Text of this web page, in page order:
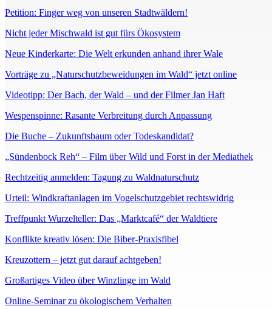
Petition: Finger weg von unseren Stadtwäldern!
Nicht jeder Mischwald ist gut fürs Ökosystem
Neue Kinderkarte: Die Welt erkunden anhand ihrer Wale
Vorträge zu „Naturschutzbeweidungen im Wald“ jetzt online
Videotipp: Der Bach, der Wald – und der Filmer Jan Haft
Wespenspinne: Rasante Verbreitung durch Anpassung
Die Buche – Zukunftsbaum oder Todeskandidat?
„Sündenbock Reh“ – Film über Wild und Forst in der Mediathek
Rechtzeitig anmelden: Tagung zu Waldnaturschutz
Urteil: Windkraftanlagen im Vogelschutzgebiet rechtswidrig
Treffpunkt Wurzelteller: Das „Marktcafé“ der Waldtiere
Konflikte kreativ lösen: Die Biber-Praxisfibel
Kreuzottern – jetzt gut darauf achtgeben!
Großartiges Video über Winzlinge im Wald
Online-Seminar zu ökologischem Verhalten